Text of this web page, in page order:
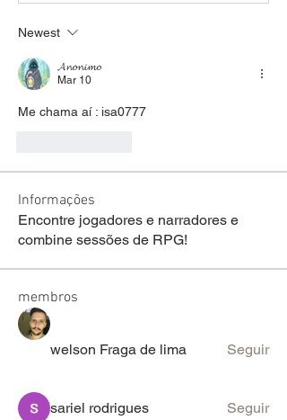
Newest
𝓐𝓷𝓸𝓷𝓲𝓶𝓸
Mar 10
Me chama aí : isa0777
Informações
Encontre jogadores e narradores e
combine sessões de RPG!
membros
welson Fraga de lima Seguir
sariel rodrigues
Seguir